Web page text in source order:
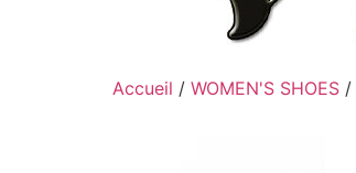
Accueil / WOMEN'S SHOES /